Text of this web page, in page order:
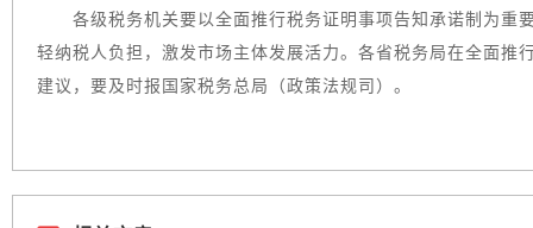
各级税务机关要以全面推行税务证明事项告知承诺制为重
轻纳税人负担，激发市场主体发展活力。各省税务局在全面推
建议，要及时报国家税务总局（政策法规司）。